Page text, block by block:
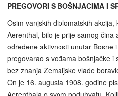
PREGOVORI S BOŠNJACIMA I
Osim vanjskih diplomatskih akcija,
Aerenthal, bilo je prije samog čina
određene aktivnosti unutar Bosne
pregovarao s vođama bošnjačke i
bez znanja Zemaljske vlade
On je 16. augusta 1908. godine
Aerenthala o svom poduhvatu.